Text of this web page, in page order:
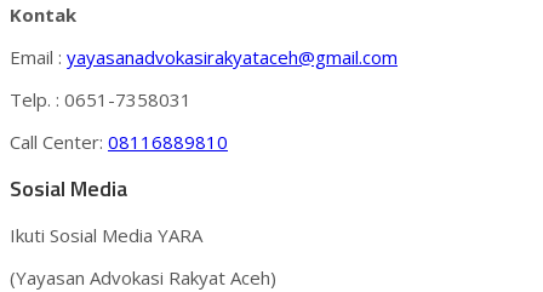
Kontak
Email : yayasanadvokasirakyataceh@gmail.com
Telp. : 0651-7358031
Call Center: 08116889810
Sosial Media
Ikuti Sosial Media YARA
(Yayasan Advokasi Rakyat Aceh)